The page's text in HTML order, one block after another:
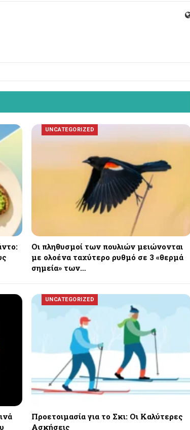
UNCATEGORIZED
Οι πληθυσμοί των πουλιών μειώνονται
με ολοένα ταχύτερο ρυθμό σε 3 «θερμά
σημεία» των…
UNCATEGORIZED
Προετοιμασία για το Σκι: Οι Καλύτερες
Ασκήσεις